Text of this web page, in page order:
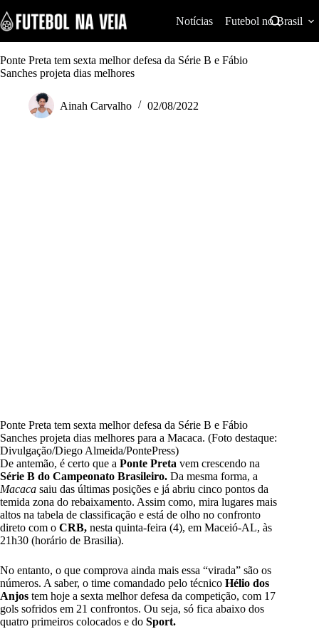
k
i
p
t
o
Notícias Futebol no Brasil
Ponte Preta tem sexta melhor defesa da Série B e Fábio
Sanches projeta dias melhores
Ainah Carvalho 02/08/2022
Ponte Preta tem sexta melhor defesa da Série B e Fábio
Sanches projeta dias melhores para a Macaca. (Foto destaque:
Divulgação/Diego Almeida/PontePress)
De antemão, é certo que a Ponte Preta vem crescendo na
Série B do Campeonato Brasileiro. Da mesma forma, a
Macaca saiu das últimas posições e já abriu cinco pontos da
temida zona do rebaixamento. Assim como, mira lugares mais
altos na tabela de classificação e está de olho no confronto
direto com o CRB, nesta quinta-feira (4), em Maceió-AL, às
21h30 (horário de Brasilia).
No entanto, o que comprova ainda mais essa “virada” são os
números. A saber, o time comandado pelo técnico Hélio dos
Anjos tem hoje a sexta melhor defesa da competição, com 17
gols sofridos em 21 confrontos. Ou seja, só fica abaixo dos
quatro primeiros colocados e do Sport.